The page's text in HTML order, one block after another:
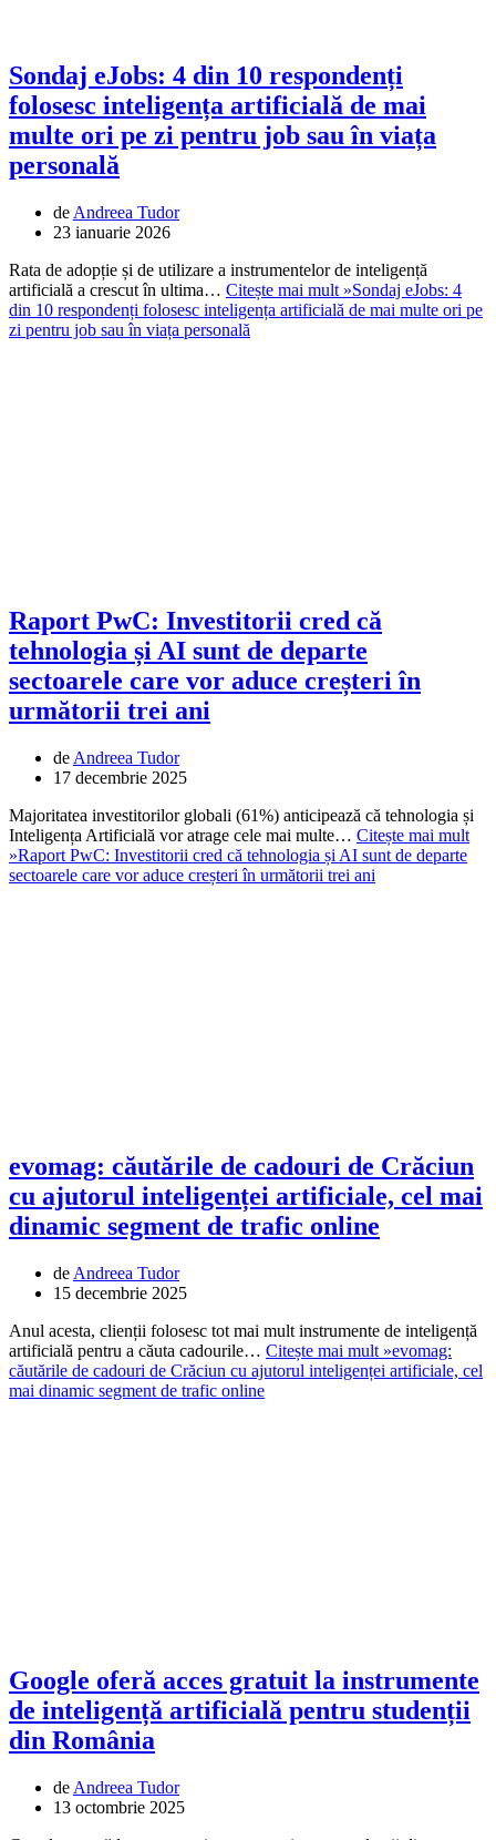
Sondaj eJobs: 4 din 10 respondenți
folosesc inteligența artificială de mai
multe ori pe zi pentru job sau în viața
personală
de Andreea Tudor
23 ianuarie 2026
Rata de adopție și de utilizare a instrumentelor de inteligență
artificială a crescut în ultima… Citește mai mult »Sondaj eJobs: 4
din 10 respondenți folosesc inteligența artificială de mai multe ori pe
zi pentru job sau în viața personală
Raport PwC: Investitorii cred că
tehnologia și AI sunt de departe
sectoarele care vor aduce creșteri în
următorii trei ani
de Andreea Tudor
17 decembrie 2025
Majoritatea investitorilor globali (61%) anticipează că tehnologia și
Inteligența Artificială vor atrage cele mai multe… Citește mai mult
»Raport PwC: Investitorii cred că tehnologia și AI sunt de departe
sectoarele care vor aduce creșteri în următorii trei ani
evomag: căutările de cadouri de Crăciun
cu ajutorul inteligenței artificiale, cel mai
dinamic segment de trafic online
de Andreea Tudor
15 decembrie 2025
Anul acesta, clienții folosesc tot mai mult instrumente de inteligență
artificială pentru a căuta cadourile… Citește mai mult »evomag:
căutările de cadouri de Crăciun cu ajutorul inteligenței artificiale, cel
mai dinamic segment de trafic online
Google oferă acces gratuit la instrumente
de inteligență artificială pentru studenții
din România
de Andreea Tudor
13 octombrie 2025